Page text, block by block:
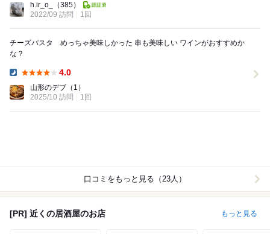
h.ir_o_
（385）
2022/09 訪問
1回
チーズパスタ めっちゃ美味しかった 串も美味しい ワインがおすすめか
な？
4.0
山形のデブ （1）
2025/10 訪問
1回
口コミをもっと見る（23人）
[PR] 近くの居酒屋のお店 もっと見る